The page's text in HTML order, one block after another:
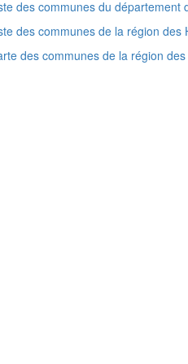
des communes du département
des communes de la région des
des communes de la région